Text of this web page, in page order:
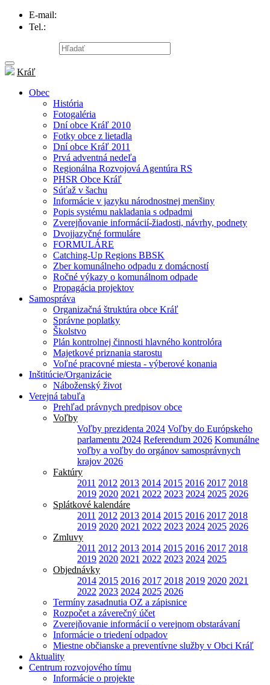
E-mail:
Tel.:
Kráľ
Obec
História
Fotogaléria
Dní obce Kráľ 2010
Fotky obce z lietadla
Dní obce Kráľ 2011
Prvá adventná nedeľa
Regionálna Rozvojová Agentúra RS
PHSR Obce Kráľ
Súťaž v šachu
Informácie v jazyku národnostnej menšiny
Popis systému nakladania s odpadmi
Zverejňovanie informácií-žiadosti, návrhy, podnety
Dvojjazyčné formuláre
FORMULÁRE
Catching-Up Regions BBSK
Zber komunálneho odpadu z domácností
Ročné výkazy o komunálnom odpade
Propagácia projektov
Samospráva
Organizačná štruktúra obce Kráľ
Správne poplatky
Školstvo
Plán kontrolnej činnosti hlavného kontrolóra
Majetkové priznania starostu
Voľné pracovné miesta - výberové konania
Inštitúcie/Organizácie
Náboženský život
Verejná tabuľa
Prehľad právnych predpisov obce
Voľby
Voľby prezidenta 2024 Voľby do Európskeho
parlamentu 2024 Referendum 2026 Komunálne
voľby a voľby do orgánov samosprávnych
krajov 2026
Faktúry
2011 2012 2013 2014 2015 2016 2017 2018
2019 2020 2021 2022 2023 2024 2025 2026
Splátkové kalendáre
2011 2012 2013 2014 2015 2016 2017 2018
2019 2020 2021 2022 2023 2024 2025 2026
Zmluvy
2011 2012 2013 2014 2015 2016 2017 2018
2019 2020 2021 2022 2023 2024 2025
Objednávky
2014 2015 2016 2017 2018 2019 2020 2021
2022 2023 2024 2025 2026
Termíny zasadnutia OZ a zápisnice
Rozpočet a záverečný účet
Zverejňovanie informácií o verejnom obstarávaní
Informácie o triedení odpadov
Miestne občianske a preventívne služby v Obci Kráľ
Aktuality
Centrum rozvojového tímu
Informácie o projekte